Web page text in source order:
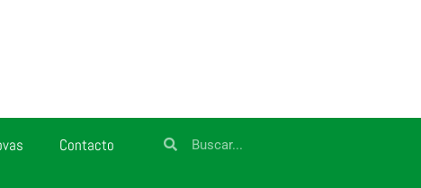
Contacto